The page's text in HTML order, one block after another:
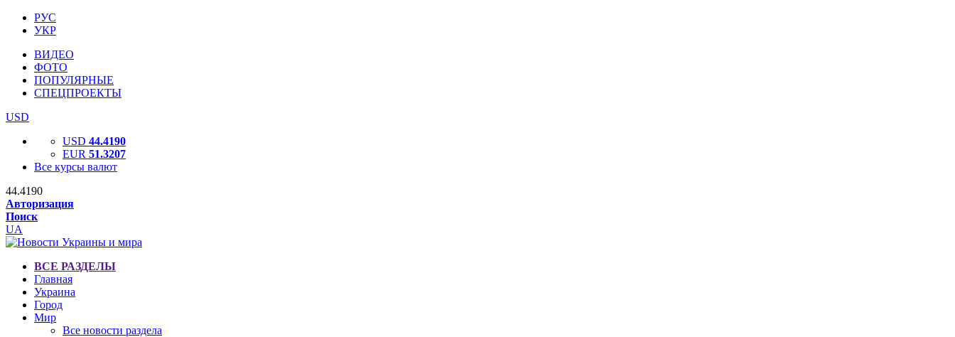
РУС
УКР
ВИДЕО
ФОТО
ПОПУЛЯРНЫЕ
СПЕЦПРОЕКТЫ
USD
USD 44.4190
EUR 51.3207
Все курсы валют
44.4190
Авторизация
Поиск
UA
ВСЕ РАЗДЕЛЫ
Главная
Украина
Город
Мир
Все новости раздела